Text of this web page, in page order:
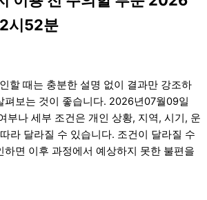
시52분
할 때는 충분한 설명 없이 결과만 강조하
펴보는 것이 좋습니다. 2026년07월09일
부나 세부 조건은 개인 상황, 지역, 시기, 운
라 달라질 수 있습니다. 조건이 달라질 수
하면 이후 과정에서 예상하지 못한 불편을